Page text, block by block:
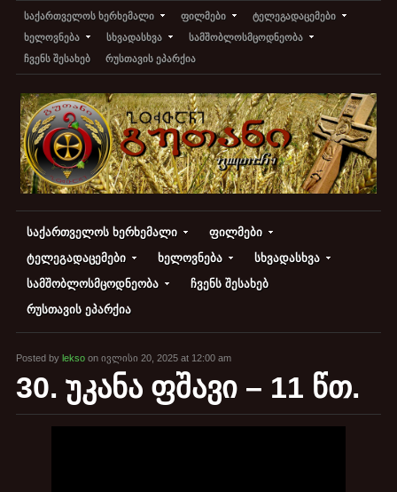
საქართველოს ხერხემალი ფილმები
ტელეგადაცემები
ხელოვნება
სხვადასხვა
სამშობლოსმცოდნეობა
ჩვენს შესახებ
რუსთავის ეპარქია
საქართველოს ხერხემალი
ფილმები
ტელეგადაცემები
ხელოვნება
სხვადასხვა
სამშობლოსმცოდნეობა
ჩვენს შესახებ
რუსთავის ეპარქია
Posted by leksoon ივლისი 20, 2025 at 12:00 am
30. უკანა ფშავი – 11 წთ.